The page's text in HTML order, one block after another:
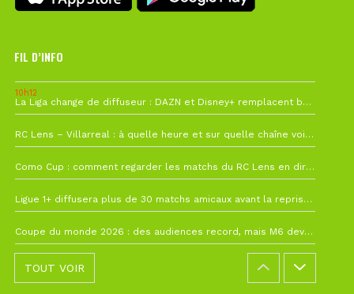
FIL D’INFO
10h12
La Liga change de diffuseur : DAZN et Disney+ remplacent beIN Sports !
RC Lens – Villarreal : à quelle heure et sur quelle chaîne voir la finale de la Como Cup ?
Como Cup : comment regarder les matchs du RC Lens en direct ?
Ligue 1+ diffusera plus de 30 matchs amicaux avant la reprise de la Ligue 1
Coupe du monde 2026 : des audiences record, mais M6 devrait perdre très gros !
TOUT VOIR